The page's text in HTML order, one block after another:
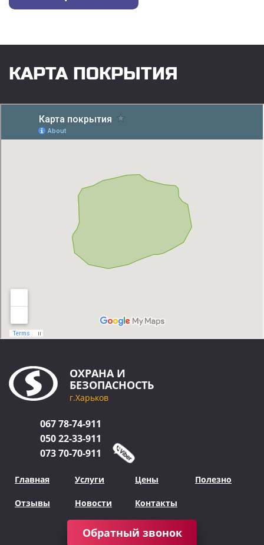
КАРТА ПОКРЫТИЯ
ОХРАНА И
БЕЗОПАСНОСТЬ
г.Харьков
06778-74-911
05022-33-911
07370-70-911
Главная Услуги Цены Полезно
Отзывы Новости Контакты
Обратный звонок